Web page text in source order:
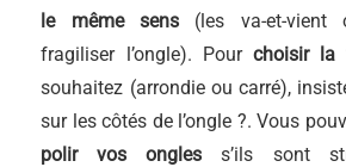
le même sens (les va-et-vient
fragiliser l’ongle). Pourchoisir la
souhaitez (arrondie ou carré),
sur les côtés de l’ongle ?. Vous
polir vos ongles s’ils sont